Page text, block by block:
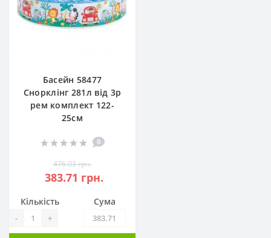
Басейн 58477
Снорклінг 281л від 3р
рем комплект 122-
25см
0
476.03 грн.
383.71 грн.
Кількість
- +
Сума